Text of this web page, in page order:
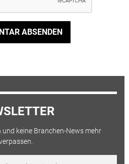
ABSENDEN
keine Branchen-News mehr